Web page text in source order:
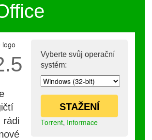
Vyberte svůj operační
systém:
STAŽENÍ
Torrent, Informace
rádi